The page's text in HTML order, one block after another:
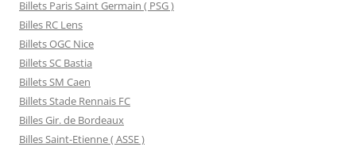
Billets Paris Saint Germain ( PSG )
Billes RC Lens
Billets OGC Nice
Billets SC Bastia
Billets SM Caen
Billets Stade Rennais FC
Billes Gir. de Bordeaux
Billes Saint-Etienne ( ASSE )